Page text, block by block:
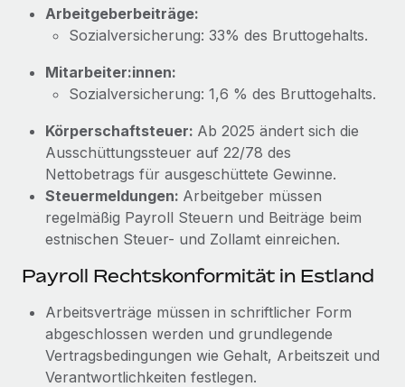
Mehr erfahren
Arbeitgeberbeiträge:
Sozialversicherung: 33% des Bruttogehalts.
Mitarbeiter:innen:
Sozialversicherung: 1,6 % des Bruttogehalts.
Körperschaftsteuer: Ab 2025 ändert sich die
Ausschüttungssteuer auf 22/78 des
Nettobetrags für ausgeschüttete Gewinne.
Steuermeldungen: Arbeitgeber müssen
regelmäßig Payroll Steuern und Beiträge beim
estnischen Steuer- und Zollamt einreichen.
Payroll Rechtskonformität in Estland
Arbeitsverträge müssen in schriftlicher Form
abgeschlossen werden und grundlegende
Vertragsbedingungen wie Gehalt, Arbeitszeit und
Verantwortlichkeiten festlegen.